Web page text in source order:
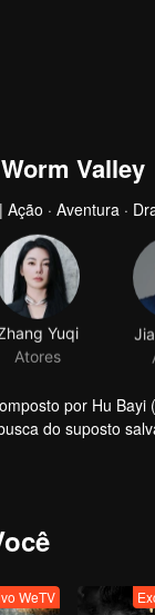
Valley
| Ação · Aventura ·
Yuqi
Atores
por Hu
do suposto
acordo com um
no passado, ou
WeTV